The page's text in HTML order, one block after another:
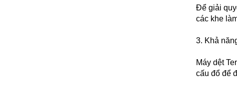
Để giải
các khe
3. Khả
Máy dệt
cấu đổ để